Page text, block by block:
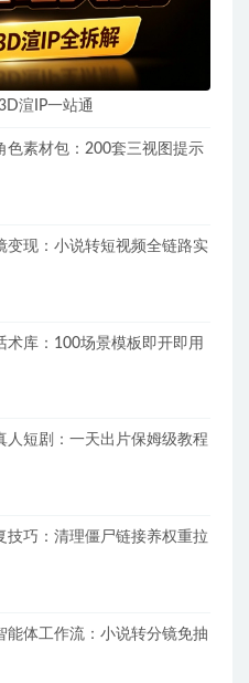
渲IP一站通
色素材包：200套三视图提示
变现：小说转短视频全链路实
术库：100场景模板即开即用
人短剧：一天出片保姆级教程
技巧：清理僵尸链接养权重拉
能体工作流：小说转分镜免抽